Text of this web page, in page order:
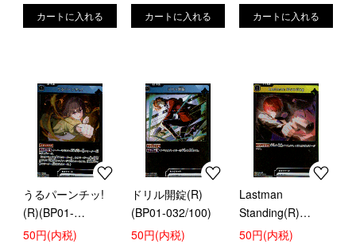
うるパーンチッ!
(R)(BP01-
029/100)
50円(内税)
ドリル開錠(R)
(BP01-032/100)
50円(内税)
Lastman
Standing(R)
(BP01-040/100)
50円(内税)